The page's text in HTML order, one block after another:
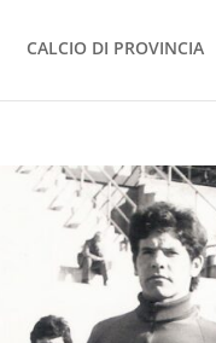
CALCIO DI PROVINCIA